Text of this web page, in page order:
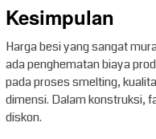
Kesimpulan
Harga besi yang sangat
ada penghematan biaya
pada proses smelting,
dimensi. Dalam konstruksi,
diskon.